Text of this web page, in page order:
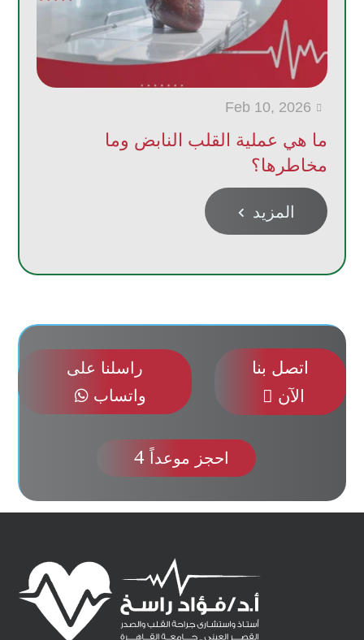

Feb 10, 2026
ما هي عملية القلب النابض وما
مخاطرها؟
المزيد 
اتصل بنا
الآن 
راسلنا على
واتساب
احجز موعداً 4